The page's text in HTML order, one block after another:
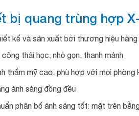
bị quang trùng hợp
kế và sản xuất bởi thương hiệu
thái học, nhỏ gọn, thanh mảnh
thẩm mỹ cao, phù hợp với mọi phòng
ánh sáng đồng đều
phân bố ánh sáng tốt: mặt trên